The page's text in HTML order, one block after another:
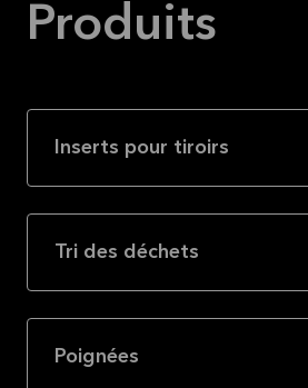
Produits
Inserts pour tiroirs
Tri des déchets
Poignées